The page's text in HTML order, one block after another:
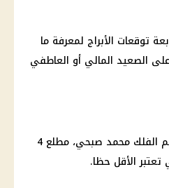
توقعات الأبراج لمعرفة ما
الصعيد المالي أو العاطفي
الفلك محمد صبحي
، مطلع 4
تعتبر الأقل حظا.